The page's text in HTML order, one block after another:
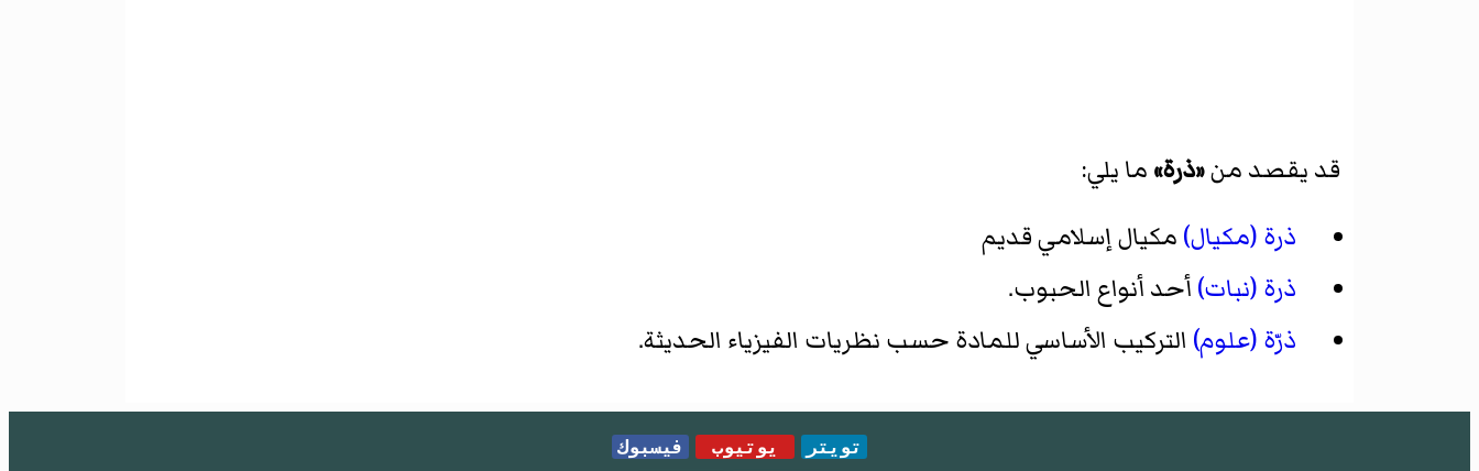
قد يقصد من«ذرة» ما يلي:
ذرة (مكيال) مكيال إسلامي قديم
ذرة (نبات) أحد أنواع الحبوب.
ذرّة (علوم) التركيب الأساسي للمادة حسب نظريات الفيزياء الحديثة.
تويتر يوتيوب
فيسبوك